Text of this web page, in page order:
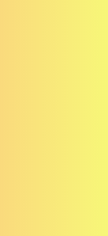
sốt rét: Đẩy
và biện
thuốc,
triển khai,
cường biện
hướng tới